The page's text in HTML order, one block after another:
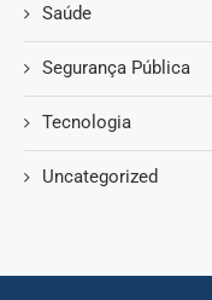
Saúde
Segurança Pública
Tecnologia
Uncategorized